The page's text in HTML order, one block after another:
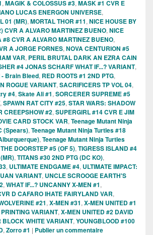
, MAGIK & COLOSSUS #3, MASK #1 CVR E
LUCAS ENERGON UNIVERSE,
01 (MR), MORTAL THOR #11, NICE HOUSE BY
CVR A ALVARO MARTINEZ BUENO, NICE
#8 CVR A ALVARO MARTINEZ BUENO,
A JORGE FORNES, NOVA CENTURION #5
VAR, PERIL BRUTAL DARK AN EZRA CAIN
#4 JONAS SCHARF WHAT IF...? VARIANT,
Brain Bleed, RED ROOTS #1 2ND PTG,
ROGUE VARIANT, SACRIFICERS TP VOL 04,
#4, Skate Ali #1, SORCERER SUPREME #5
, SPAWN RAT CITY #25, STAR WARS: SHADOW
CREEPSHOW #2, SUPERGIRL #14 CVR E JIM
CARD STOCK VAR, Teenage Mutant Ninja
(Spears), Teenage Mutant Ninja Turtles #18
, Teenage Mutant Ninja Turtles
DOORSTEP #5 (OF 5), TIGRESS ISLAND #4
, TITANS #30 2ND PTG (DC KO),
, ULTIMATE ENDGAME #4, ULTIMATE IMPACT:
VARIANT, UNCLE SCROOGE EARTH'S
, WHAT IF...? UNCANNY X-MEN #1,
D CAFARO IHATE FAIRYLAND VAR,
#21, X-MEN #31, X-MEN UNITED #1
VARIANT, X-MEN UNITED #2 DAVID
WHITE VARIANT, YOUNGBLOOD #100
, Zorro #1 | Publier un commentaire